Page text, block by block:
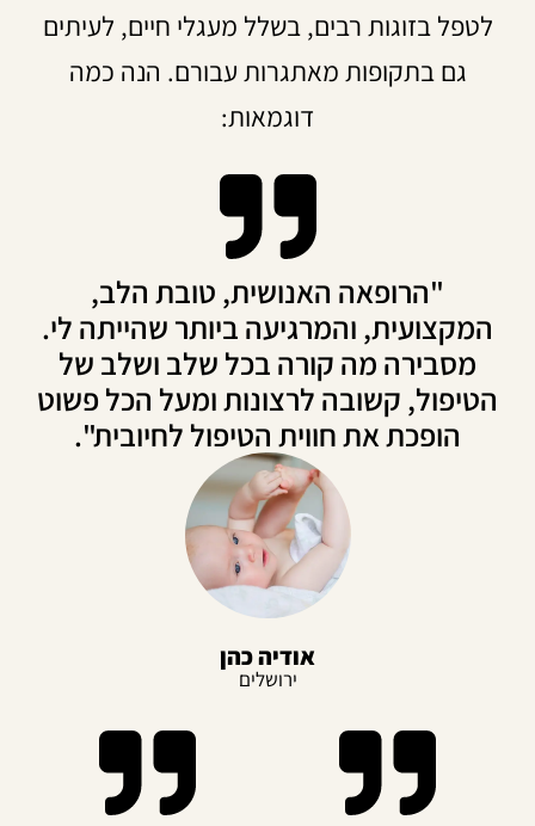
לטפל בזוגות רבים, בשלל מעגלי חיים, לעיתים
גם בתקופות מאתגרות עבורם. הנה כמה
דוגמאות:
"הרופאה האנושית, טובת הלב,
המקצועית, והמרגיעה ביותר שהייתה לי.
מסבירה מה קורה בכל שלב ושלב של
קשובה לרצונות ומעל הכל פשוט
הופכת את חווית הטיפול לחיובית".
אודיה כהן
ירושלים